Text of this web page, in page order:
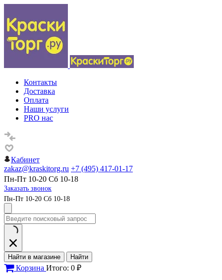
Контакты
Доставка
Оплата
Наши услуги
PRO нас
Кабинет
zakaz@kraskitorg.ru +7 (495) 417-01-17
Пн-Пт 10-20 Сб 10-18
Заказать звонок
Пн-Пт 10-20 Сб 10-18
Найти в магазине Найти
Корзина Итого: 0 ₽